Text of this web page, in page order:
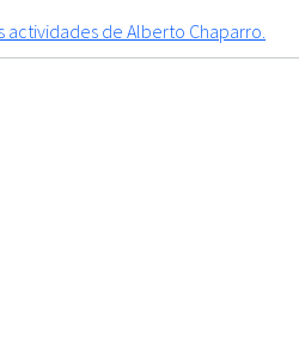
actividades de Alberto Chaparro.